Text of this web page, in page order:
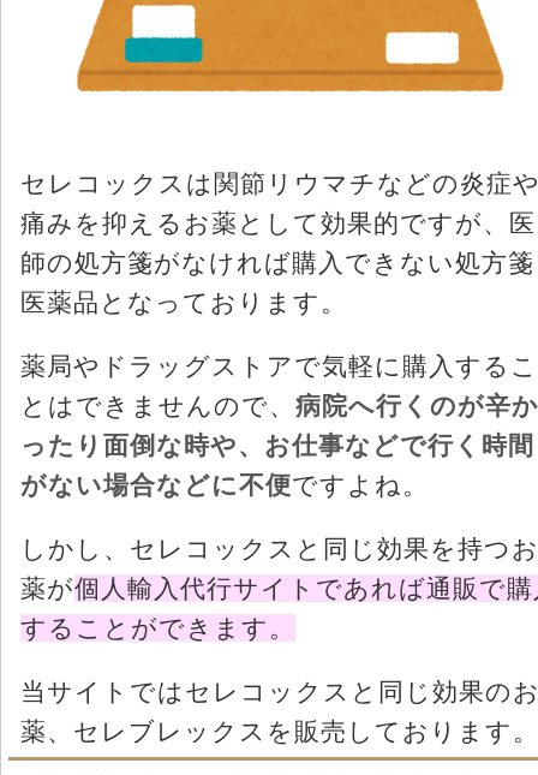
セレコックスは関節リウマチなどの炎症
痛みを抑えるお薬として効果的ですが、医
師の処方箋がなければ購入できない処方箋
医薬品となっております。
薬局やドラッグストアで気軽に購入するこ
とはできませんので、 病院へ行くのが辛か
ったり面倒な時や、お仕事などで行く時間
がない場合などに不便ですよね。
しかし、セレコックスと同じ効果を持つお
薬が個人輸入代行サイトであれば通販で購
することができます。
当サイトではセレコックスと同じ効果の
薬、セレブレックスを販売しております。